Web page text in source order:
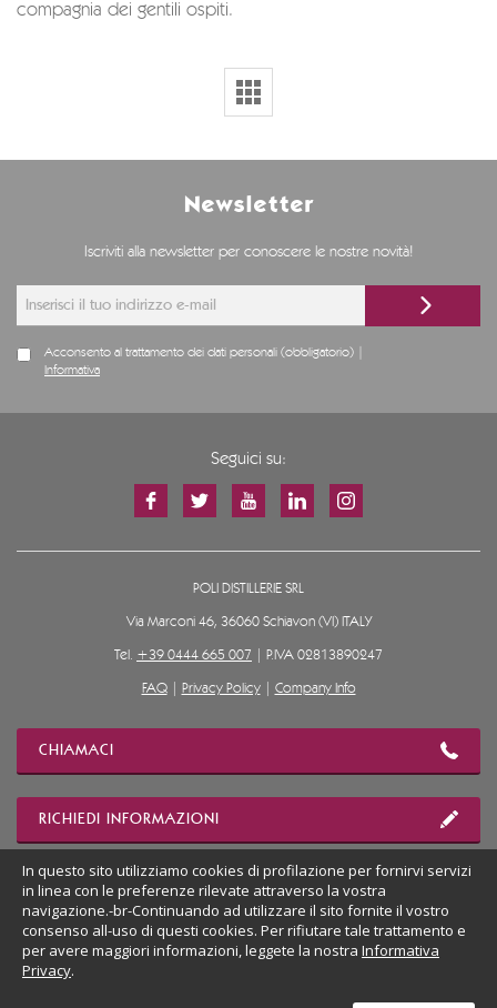
compagnia dei gentili ospiti.
Newsletter
Iscriviti alla newsletter per conoscere le nostre novità!
Acconsento al trattamento dei dati personali (obbligatorio) |
Informativa
Seguici su:
POLI DISTILLERIE SRL
Via Marconi 46, 36060 Schiavon (VI) ITALY
Tel. +39 0444 665 007 | P.IVA 02813890247
FAQ| Privacy Policy| Company Info
CHIAMACI
RICHIEDI INFORMAZIONI
MOSTRA POSIZIONE
VAI AL SITO DESKTOP
In questo sito utilizziamo cookies di profilazione per fornirvi servizi
in linea con le preferenze rilevate attraverso la vostra
navigazione.-br-Continuando ad utilizzare il sito fornite il vostro
consenso all-uso di questi cookies. Per rifiutare tale trattamento e
per avere maggiori informazioni, leggete la nostra Informativa
Privacy.